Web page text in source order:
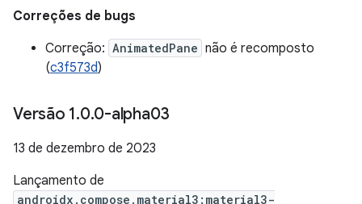
Correções de bugs
Correção: AnimatedPane não é recomposto
(c3f573d)
Versão 1.0.0-alpha03
13 de dezembro de 2023
Lançamento de
androidx.compose.material3:material3-